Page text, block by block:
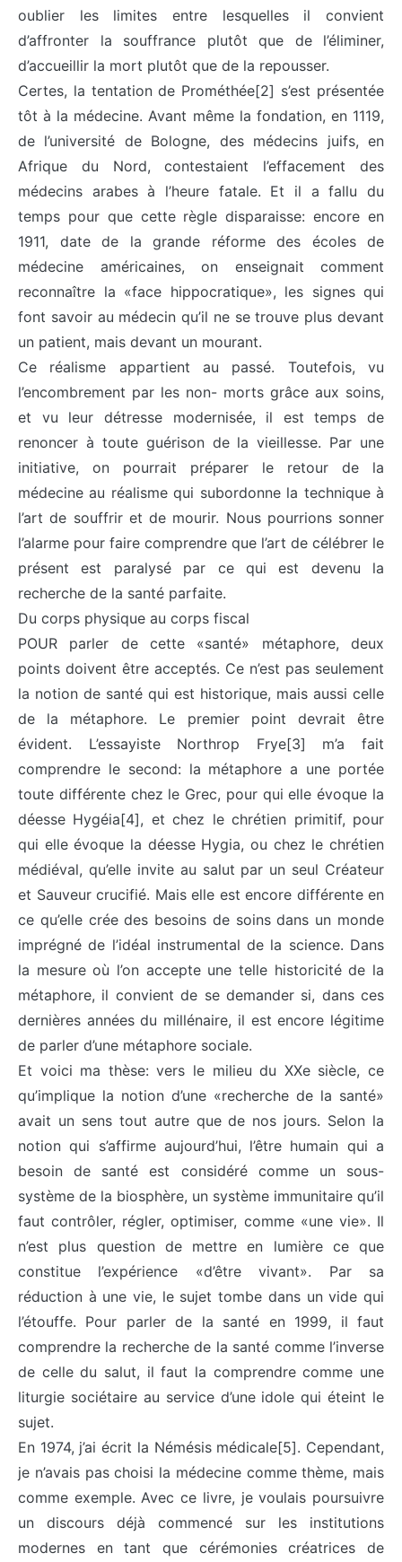
oublier les limites entre lesquelles il convient
d’affronter la souffrance plutôt que de l’éliminer,
d’accueillir la mort plutôt que de la repousser.
Certes, la tentation de Prométhée[2] s’est présentée
tôt à la médecine. Avant même la fondation, en 1119,
de l’université de Bologne, des médecins juifs, en
Afrique du Nord, contestaient l’effacement des
médecins arabes à l’heure fatale. Et il a fallu du
temps pour que cette règle disparaisse: encore en
1911, date de la grande réforme des écoles de
médecine américaines, on enseignait comment
reconnaître la «face hippocratique», les signes qui
font savoir au médecin qu’il ne se trouve plus devant
un patient, mais devant un mourant.
Ce réalisme appartient au passé. Toutefois, vu
l’encombrement par les non- morts grâce aux soins,
et vu leur détresse modernisée, il est temps de
renoncer à toute guérison de la vieillesse. Par une
initiative, on pourrait préparer le retour de la
médecine au réalisme qui subordonne la technique à
l’art de souffrir et de mourir. Nous pourrions sonner
l’alarme pour faire comprendre que l’art de célébrer le
présent est paralysé par ce qui est devenu la
recherche de la santé parfaite.
Du corps physique au corps fiscal
POUR parler de cette «santé» métaphore, deux
points doivent être acceptés. Ce n’est pas seulement
la notion de santé qui est historique, mais aussi celle
de la métaphore. Le premier point devrait être
évident. L’essayiste Northrop Frye[3] m’a fait
comprendre le second: la métaphore a une portée
toute différente chez le Grec, pour qui elle évoque la
déesse Hygéia[4], et chez le chrétien primitif, pour
qui elle évoque la déesse Hygia, ou chez le chrétien
médiéval, qu’elle invite au salut par un seul Créateur
et Sauveur crucifié. Mais elle est encore différente en
ce qu’elle crée des besoins de soins dans un monde
imprégné de l’idéal instrumental de la science. Dans
la mesure où l’on accepte une telle historicité de la
métaphore, il convient de se demander si, dans ces
dernières années du millénaire, il est encore légitime
de parler d’une métaphore sociale.
Et voici ma thèse: vers le milieu du XXe siècle, ce
qu’implique la notion d’une «recherche de la santé»
avait un sens tout autre que de nos jours. Selon la
notion qui s’affirme aujourd’hui, l’être humain qui a
besoin de santé est considéré comme un sous-
système de la biosphère, un système immunitaire qu’il
faut contrôler, régler, optimiser, comme «une vie». Il
n’est plus question de mettre en lumière ce que
constitue l’expérience «d’être vivant». Par sa
réduction à une vie, le sujet tombe dans un vide qui
l’étouffe. Pour parler de la santé en 1999, il faut
comprendre la recherche de la santé comme l’inverse
de celle du salut, il faut la comprendre comme une
liturgie sociétaire au service d’une idole qui éteint le
sujet.
En 1974, j’ai écrit la Némésis médicale[5]. Cependant,
je n’avais pas choisi la médecine comme thème, mais
comme exemple. Avec ce livre, je voulais poursuivre
un discours déjà commencé sur les institutions
modernes en tant que cérémonies créatrices de